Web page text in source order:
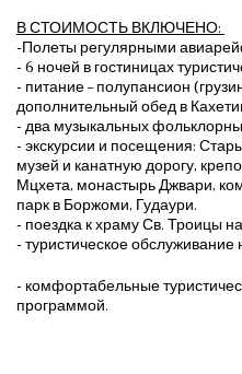
В СТОИМОСТЬ ВКЛЮЧЕНО:
-Полеты регулярными
- 6 ночей в гостиницах
- питание – полупансион
дополнительный обед в
- два музыкальных
- экскурсии и посещения:
музей и канатную дорогу,
Мцхета, монастырь Джвари,
парк в Боржоми, Гудаури.
- поездка к храму Св. Троицы
- туристическое обслуживание
- комфортабельные
программой.